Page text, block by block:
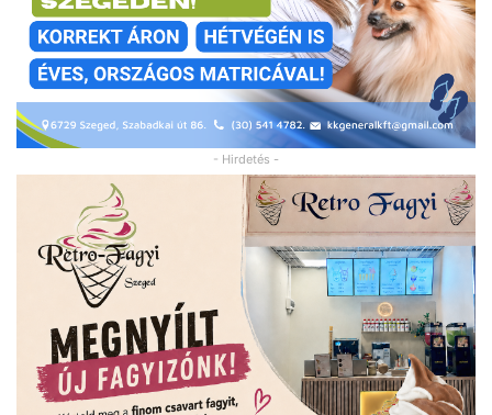
- Hirdetés -